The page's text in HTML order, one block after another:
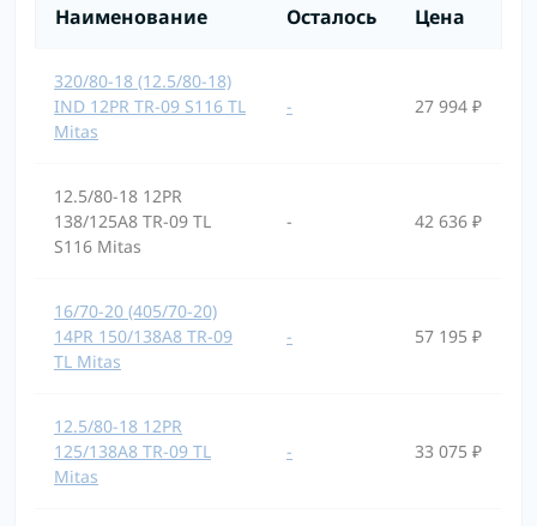
Наименование Осталось Цена
320/80-18 (12.5/80-18)
IND 12PR TR-09 S116 TL
Mitas
- 27 994 ₽
12.5/80-18 12PR
138/125A8 TR-09 TL
S116 Mitas
- 42 636 ₽
16/70-20 (405/70-20)
14PR 150/138A8 TR-09
TL Mitas
- 57 195 ₽
12.5/80-18 12PR
125/138A8 TR-09 TL
Mitas
- 33 075 ₽